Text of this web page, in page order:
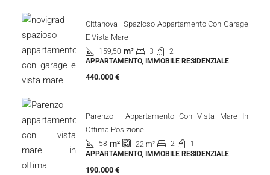
Cittanova | Spazioso Appartamento Con Garage
E Vista Mare
159,50 m² 3
2
APPARTAMENTO, IMMOBILE RESIDENZIALE
440.000 €
Parenzo | Appartamento Con Vista Mare In
Ottima Posizione
58 m² 22 m² 2
1
APPARTAMENTO, IMMOBILE RESIDENZIALE
190.000 €